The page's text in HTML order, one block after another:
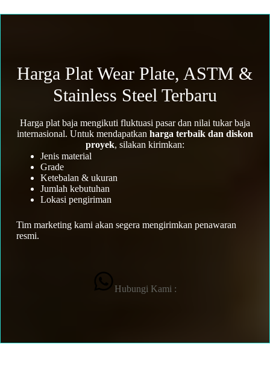
Harga Plat Wear Plate, ASTM &
Stainless Steel Terbaru
Harga plat baja mengikuti fluktuasi pasar dan nilai tukar baja
internasional. Untuk mendapatkan harga terbaik dan diskon
proyek, silakan kirimkan:
Jenis material
Grade
Ketebalan & ukuran
Jumlah kebutuhan
Lokasi pengiriman
Tim marketing kami akan segera mengirimkan penawaran
resmi.
Hubungi Kami :